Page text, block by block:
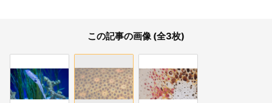
この記事の画像 (全3枚)